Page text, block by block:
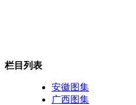
栏目列表
安徽图集
广西图集